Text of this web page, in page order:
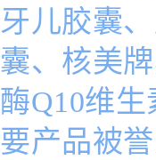
牙儿胶囊
囊、核美
酶Q10维
要产品被